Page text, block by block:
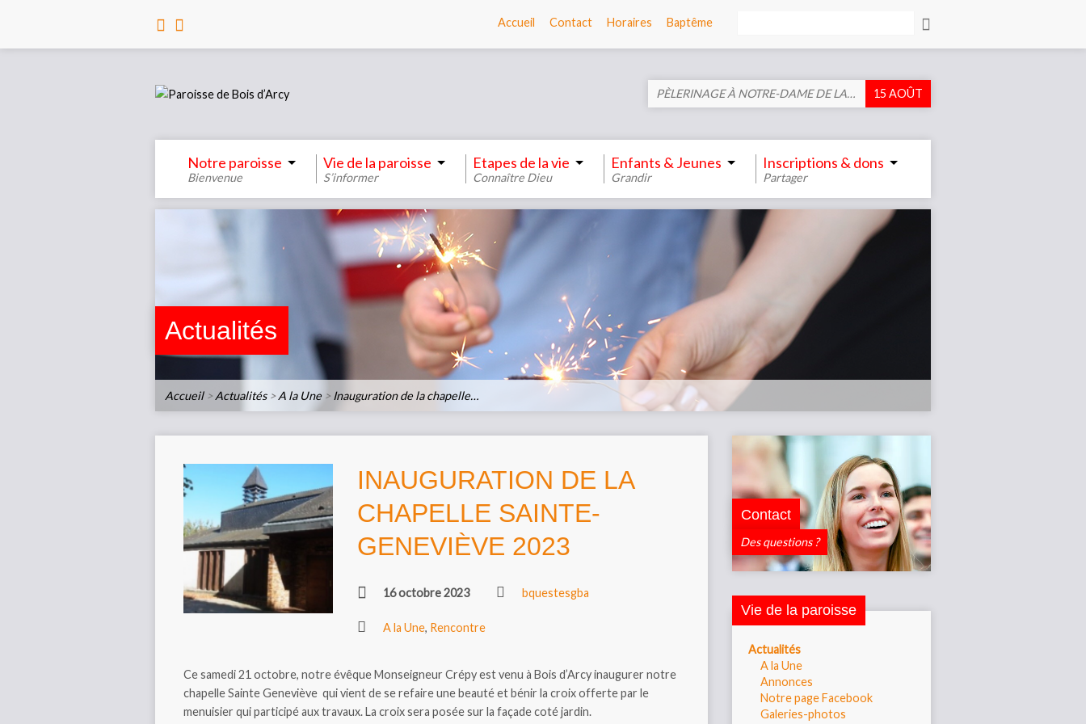
Accueil Contact Horaires Baptême
PÈLERINAGE À NOTRE-DAME DE LA… 15 AOÛT
Notre paroisse
Bienvenue
Vie de la paroisse
S’informer
Etapes de la vie
Connaître Dieu
Enfants & Jeunes
Grandir
Inscriptions & dons
Partager
Actualités
Accueil> Actualités>A la Une > Inauguration de la chapelle…
INAUGURATION DE LA
CHAPELLE SAINTE-
GENEVIÈVE 2023
16 octobre 2023 bquestesgba
A la Une, Rencontre
Ce samedi 21 octobre, notre évêque Monseigneur Crépy est venu à Bois d’Arcy inaugurer notre
chapelle Sainte Geneviève qui vient de se refaire une beauté et bénir la croix offerte par le
menuisier qui participé aux travaux. La croix sera posée sur la façade coté jardin.
Contact
Des questions ?
Vie de la paroisse
Actualités
A la Une
Annonces
Notre page Facebook
Galeries-photos